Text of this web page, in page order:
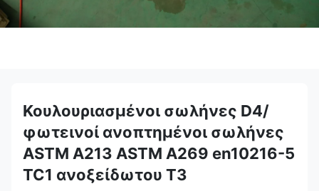
Κουλουριασμένοι σωλήνες D4/
φωτεινοί ανοπτημένοι σωλήνες
ASTM A213 ASTM A269 en10216-5
TC1 ανοξείδωτου T3